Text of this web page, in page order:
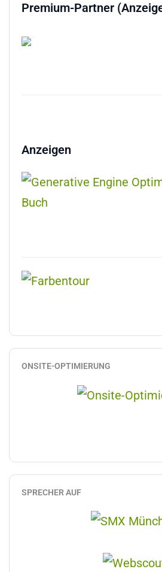
Premium-Partner
Anzeigen
ONSITE-OPTIMIERUNG
SPRECHER AUF